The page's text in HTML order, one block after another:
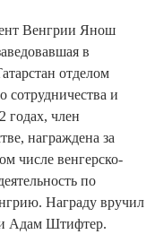
Венгрии Янош
в
отделом
сотрудничества и
годах, член
награждена за
числе венгерско-
по
Награду вручил
Адам Штифтер.